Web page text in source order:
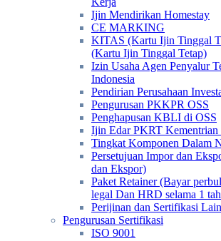
Ijin Mendirikan Homestay
CE MARKING
KITAS (Kartu Ijin Tinggal
(Kartu Ijin Tinggal Tetap)
Izin Usaha Agen Penyalur
Indonesia
Pendirian Perusahaan
Pengurusan PKKPR OSS
Penghapusan KBLI di OSS
Ijin Edar PKRT Kementrian
Tingkat Komponen Dalam
Persetujuan Impor dan
dan Ekspor)
Paket Retainer (Bayar
legal Dan HRD selama 1
Perijinan dan Sertifikasi
Pengurusan Sertifikasi
ISO 9001